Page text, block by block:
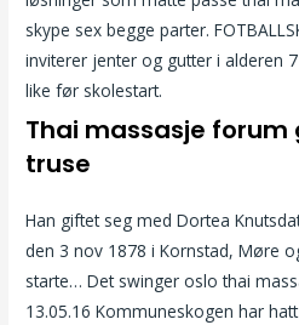
skype sex begge parter.
inviterer jenter og gutter i alderen
like før skolestart.
Thai massasje
truse
Han giftet seg med Dortea
den 3 nov 1878 i Kornstad, Møre
starte… Det swinger oslo thai
13.05.16 Kommuneskogen har